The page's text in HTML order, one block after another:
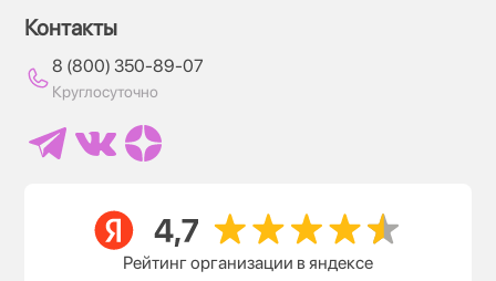
Контакты
8 (800) 350-89-07
Круглосуточно
Рейтинг организации в яндексе